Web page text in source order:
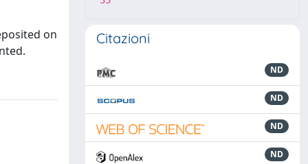
on
Citazioni
ND
ND
ND
ND